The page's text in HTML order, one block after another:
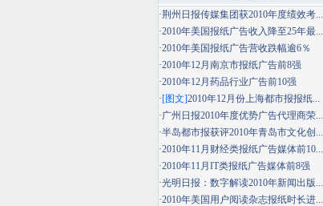
·荆州日报传媒集团获2010年度绩效考...
·2010年美国报纸广告收入降至25年最...
·2010年美国报纸广告营收跌幅逾6％
·2010年12月南京市报纸广告前8强
·2010年12月药品行业广告前10强
·[图文]2010年12月份上海都市报报纸...
·广州日报2010年度优势广告代理商荣...
·半岛都市报获评2010年青岛市文化创...
·2010年11月财经类报纸广告媒体前10...
·2010年11月IT类报纸广告媒体前8强
·光明日报：数字解读2010年新闻出版...
·2010年美国用户阅读杂志报纸时长进...